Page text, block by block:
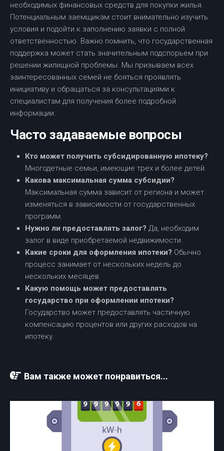
необходимых финансовых средств для покупки жилья.
Потенциальным заемщикам стоит внимательно изучить
условия и подойти к заполнению заявки с полной
ответственностью. Важно помнить, что государственная
поддержка может стать значительным подспорьем при
решении жилищной проблемы. Мы призываем всех
заинтересованных семей не бояться проявлять
инициативу и обращаться за консультациями к
специалистам для получения более подробной
информации.
Часто задаваемые вопросы
Кто может получить субсидированную ипотеку?
Многодетные семьи, имеющие трех и более детей.
Какова максимальная сумма субсидии?
Максимальная сумма зависит от региона и может
изменяться в зависимости от государственных
программ.
Нужно ли предоставлять залог? Да, необходим
залог в виде приобретаемой недвижимости.
Какие сроки для оформления ипотеки? Обычно
процесс занимает от нескольких недель до
нескольких месяцев.
Какую помощь может предоставлять
государство при оформлении ипотеки?
Государство может предоставлять частичную
компенсацию процентов или других расходов на
ипотеку.
Вам также может понравиться...